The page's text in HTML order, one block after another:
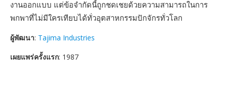
งานออกแบบ แต่ข้อจำกัดนี้ถูกชดเชยด้วยความสามารถในการ
พกพาที่ไม่มีใครเทียบได้ทั่วอุตสาหกรรมปักจักรทั่วโลก
ผู้พัฒนา: Tajima Industries
เผยแพร่ครั้งแรก: 1987